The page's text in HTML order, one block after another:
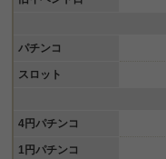
パチンコ
スロット
4円パチンコ
1円パチンコ